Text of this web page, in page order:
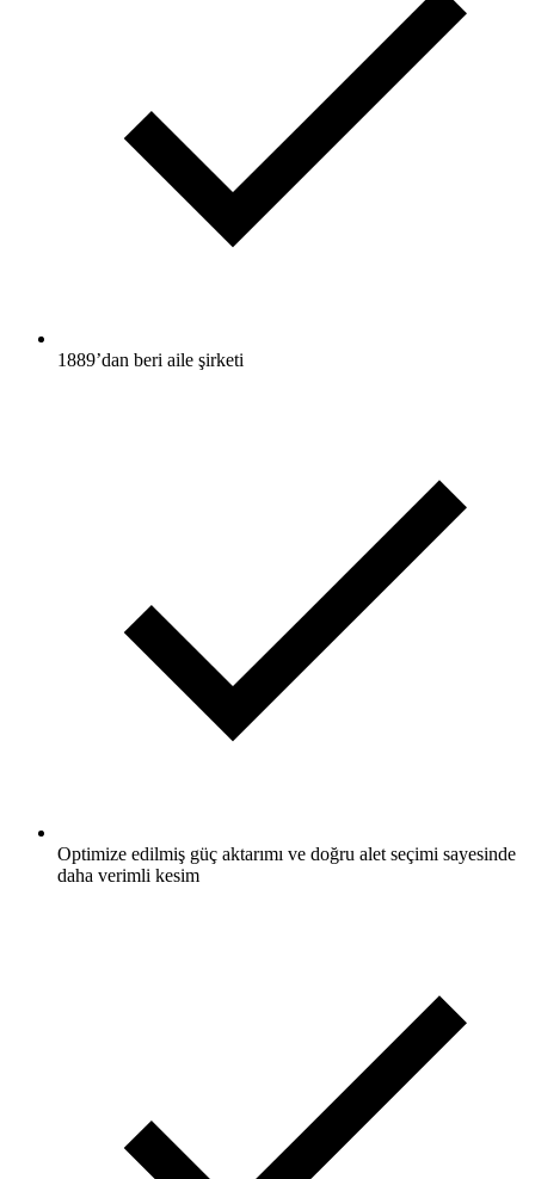
1889’dan beri aile şirketi
Optimize edilmiş güç aktarımı ve doğru alet seçimi sayesinde
daha verimli kesim